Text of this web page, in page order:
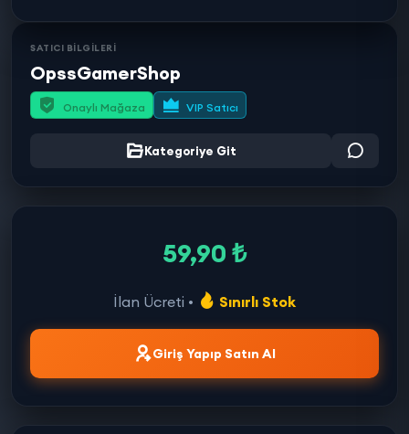
SATICI BİLGİLERİ
OpssGamerShop
Onaylı Mağaza VIP Satıcı
Kategoriye Git
59,90 ₺
İlan Ücreti • Sınırlı Stok
Giriş Yapıp Satın Al